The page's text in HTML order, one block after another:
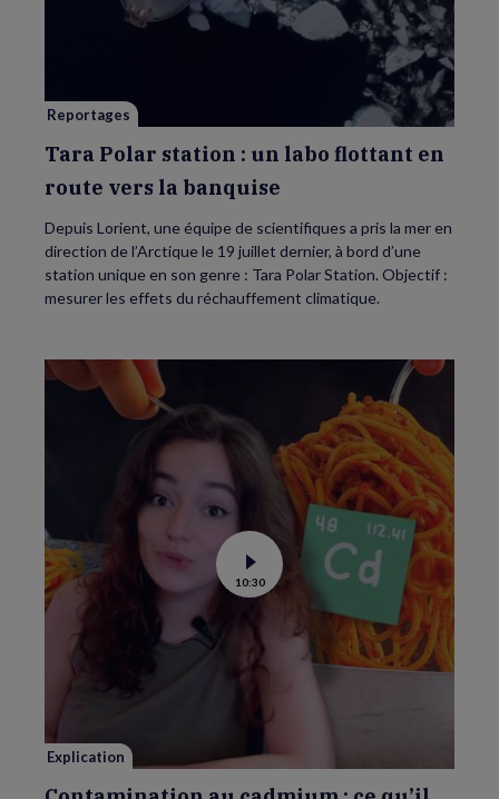
station
:
la
banquise
Reportages
Tara Polar station : un labo flottant en
route vers la banquise
Depuis Lorient, une équipe de scientifiques a pris la mer en
direction de l’Arctique le 19 juillet dernier, à bord d’une
station unique en son genre : Tara Polar Station. Objectif :
mesurer les effets du réchauffement climatique.
Voir
la
vidéo
Contamination
au
cadmium :
10:30
Explication